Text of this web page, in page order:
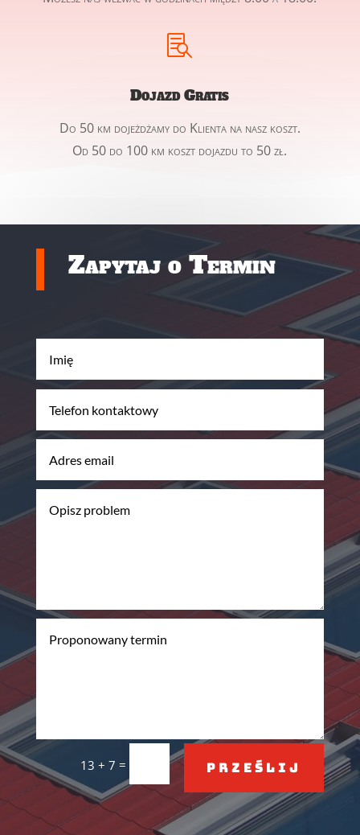

Dojazd Gratis
Do 50 km dojeżdżamy do Klienta na nasz koszt.
Od 50 do 100 km koszt dojazdu to 50 zł.
Zapytaj o Termin
13 + 7 = Prześlij